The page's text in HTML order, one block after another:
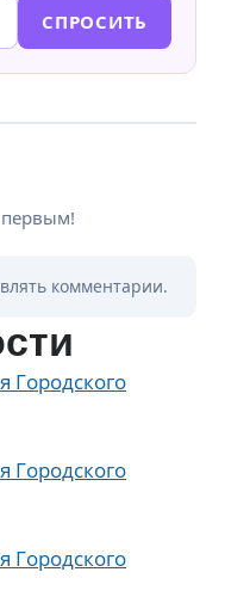
СПРОСИТЬ
первым!
комментарии.
Городского
Городского
Городского